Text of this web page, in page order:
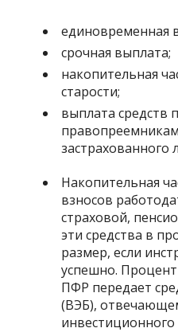
единовременная
срочная выплата;
накопительная
старости;
выплата средств
застрахованного
Накопительная
взносов
страховой,
эти средства в
размер, если
успешно. Процент
ПФР передает
(ВЭБ),
инвестиционного